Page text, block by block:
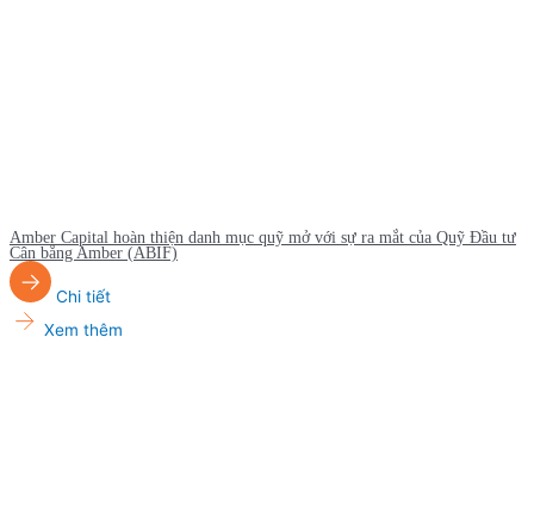
Amber Capital hoàn thiện danh mục quỹ mở với sự ra mắt của Quỹ Đầu tư
Cân bằng Amber (ABIF)
Chi tiết
Xem thêm